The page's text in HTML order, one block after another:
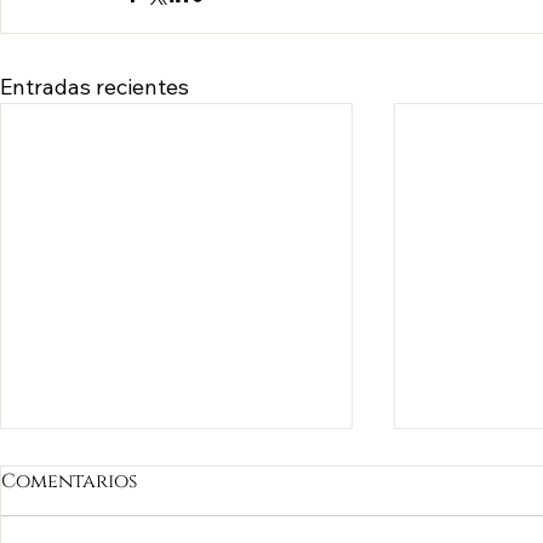
Entradas recientes
Comentarios